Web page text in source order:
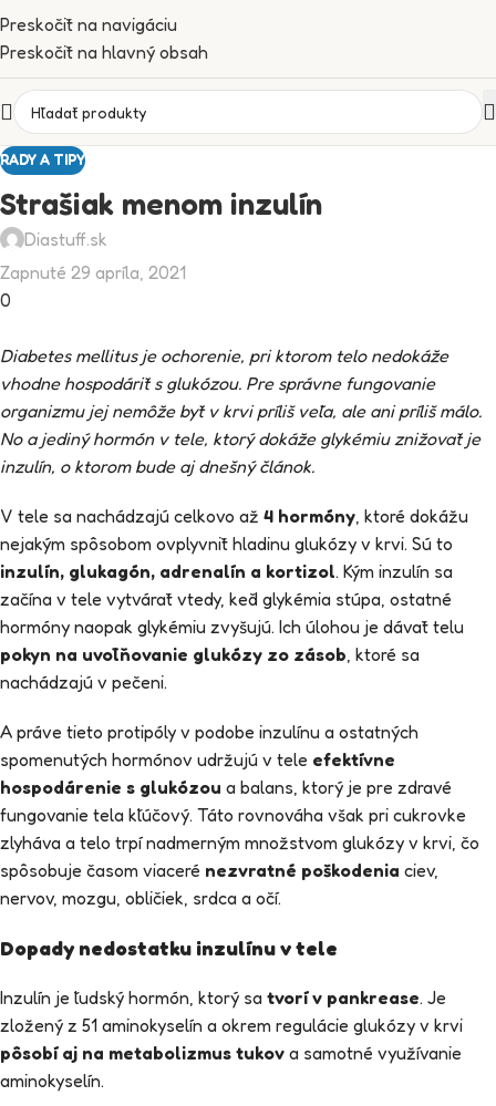
Preskočiť na navigáciu
Preskočiť na hlavný obsah
RADY A TIPY
Strašiak menom inzulín
Diastuff.sk
Zapnuté 29 apríla, 2021
0
Diabetes mellitus je ochorenie, pri ktorom telo nedokáže
vhodne hospodáriť s glukózou. Pre správne fungovanie
organizmu jej nemôže byť v krvi príliš veľa, ale ani príliš málo.
No a jediný hormón v tele, ktorý dokáže glykémiu znižovať je
inzulín, o ktorom bude aj dnešný článok.
V tele sa nachádzajú celkovo až 4 hormóny, ktoré dokážu
nejakým spôsobom ovplyvniť hladinu glukózy v krvi. Sú to
inzulín, glukagón, adrenalín a kortizol. Kým inzulín sa
začína v tele vytvárať vtedy, keď glykémia stúpa, ostatné
hormóny naopak glykémiu zvyšujú. Ich úlohou je dávať telu
pokyn na uvoľňovanie glukózy zo zásob, ktoré sa
nachádzajú v pečeni.
A práve tieto protipóly v podobe inzulínu a ostatných
spomenutých hormónov udržujú v tele efektívne
hospodárenie s glukózou a balans, ktorý je pre zdravé
fungovanie tela kľúčový. Táto rovnováha však pri cukrovke
zlyháva a telo trpí nadmerným množstvom glukózy v krvi, čo
spôsobuje časom viaceré nezvratné poškodenia ciev,
nervov, mozgu, obličiek, srdca a očí.
Dopady nedostatku inzulínu v tele
Inzulín je ľudský hormón, ktorý sa tvorí v pankrease. Je
zložený z 51 aminokyselín a okrem regulácie glukózy v krvi
pôsobí aj na metabolizmus tukov a samotné využívanie
aminokyselín.